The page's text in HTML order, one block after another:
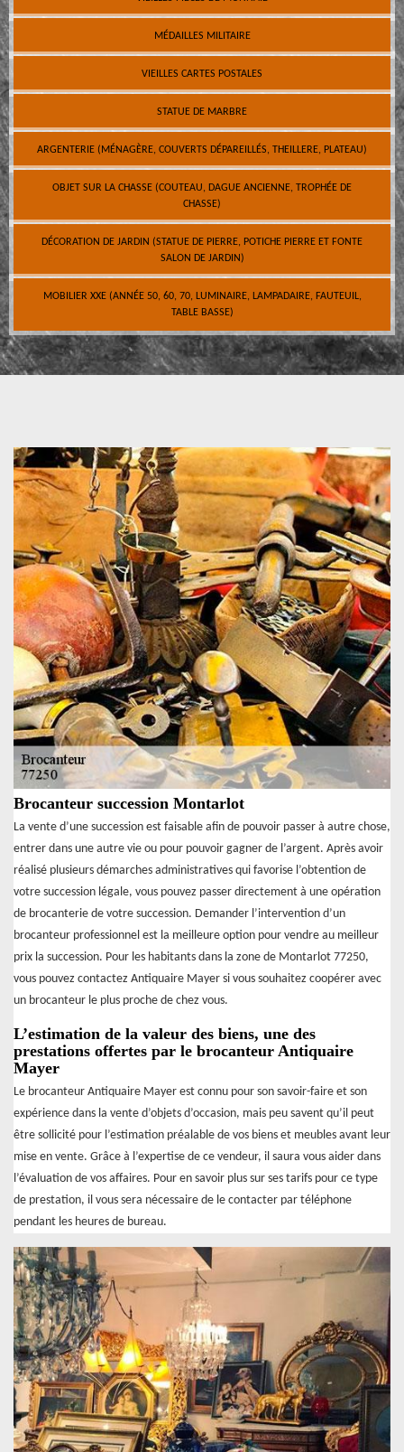
MÉDAILLES MILITAIRE
VIEILLES CARTES POSTALES
STATUE DE MARBRE
ARGENTERIE (MÉNAGÈRE, COUVERTS DÉPAREILLÉS, THEILLERE, PLATEAU)
OBJET SUR LA CHASSE (COUTEAU, DAGUE ANCIENNE, TROPHÉE DE
CHASSE)
DÉCORATION DE JARDIN (STATUE DE PIERRE, POTICHE PIERRE ET FONTE
SALON DE JARDIN)
MOBILIER XXE (ANNÉE 50, 60, 70, LUMINAIRE, LAMPADAIRE, FAUTEUIL,
TABLE BASSE)
Brocanteur succession Montarlot
La vente d’une succession est faisable afin de pouvoir passer à autre chose,
entrer dans une autre vie ou pour pouvoir gagner de l’argent. Après avoir
réalisé plusieurs démarches administratives qui favorise l’obtention de
votre succession légale, vous pouvez passer directement à une opération
de brocanterie de votre succession. Demander l’intervention d’un
brocanteur professionnel est la meilleure option pour vendre au meilleur
prix la succession. Pour les habitants dans la zone de Montarlot 77250,
vous pouvez contactez Antiquaire Mayer si vous souhaitez coopérer avec
un brocanteur le plus proche de chez vous.
L’estimation de la valeur des biens, une des
prestations offertes par le brocanteur Antiquaire
Mayer
Le brocanteur Antiquaire Mayer est connu pour son savoir-faire et son
expérience dans la vente d’objets d’occasion, mais peu savent qu’il peut
être sollicité pour l’estimation préalable de vos biens et meubles avant leur
mise en vente. Grâce à l’expertise de ce vendeur, il saura vous aider dans
l’évaluation de vos affaires. Pour en savoir plus sur ses tarifs pour ce type
de prestation, il vous sera nécessaire de le contacter par téléphone
pendant les heures de bureau.